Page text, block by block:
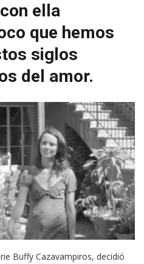
ella
que hemos
siglos
del amor.
Buffy Cazavampiros, decidió